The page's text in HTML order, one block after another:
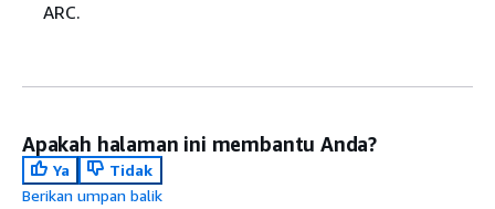
ARC.
Apakah halaman ini membantu Anda?
Ya
Tidak
Berikan umpan balik